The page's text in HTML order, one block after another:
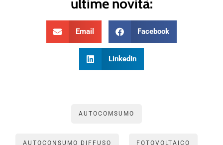
ultime novità:
Email Facebook
LinkedIn
AUTOCOMSUMO
AUTOCONSUMO DIFFUSO FOTOVOLTAICO